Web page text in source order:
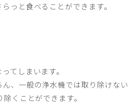
っと食べることができます。
てしまいます。
、一般の浄水機では取り除けない
くことができます。